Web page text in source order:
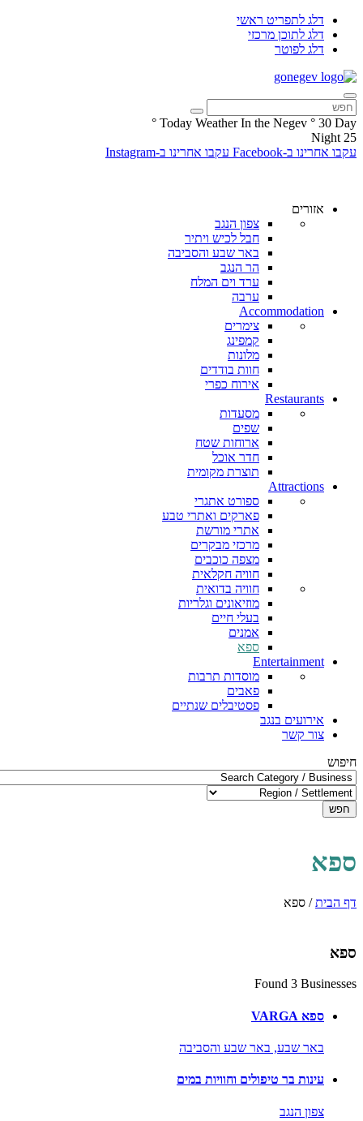
דלג לתפריט ראשי
דלג לתוכן מרכזי
דלג לפוטר
Today Weather In the Negev ° 30 Day
°
25
Night
עקבו אחרינו ב-Facebook
עקבו אחרינו ב-Instagram
אזורים
צפון הנגב
חבל לכיש ויתיר
באר שבע והסביבה
הר הנגב
ערד וים המלח
ערבה
Accommodation
צימרים
קמפינג
מלונות
חוות בודדים
אירוח כפרי
Restaurants
מסעדות
שפים
ארוחות שטח
חדר אוכל
תוצרת מקומית
Attractions
ספורט אתגרי
פארקים ואתרי טבע
אתרי מורשת
מרכזי מבקרים
מצפה כוכבים
חוויה חקלאית
חוויה בדואית
מוזיאונים וגלריות
בעלי חיים
אמנים
ספא
Entertainment
מוסדות תרבות
פאבים
פסטיבלים שנתיים
אירועים בנגב
צור קשר
חיפוש
חפש
ספא
דף הבית/ ספא
ספא
Found 3 Businesses
ספא VARGA
באר שבע, באר שבע והסביבה
עינות בר טיפולים וחוויות במים
צפון הנגב